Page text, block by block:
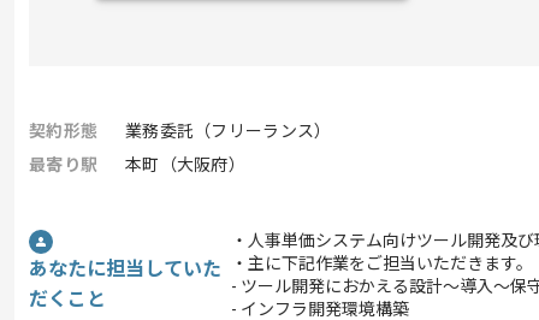
契約形態
業務委託（フリーランス）
最寄り駅
本町（大阪府）
あなたに担当していた
だくこと
・人事単価システム向けツール開発及
・主に下記作業をご担当いただきます。
- ツール開発におかえる設計～導入～保
- インフラ開発環境構築